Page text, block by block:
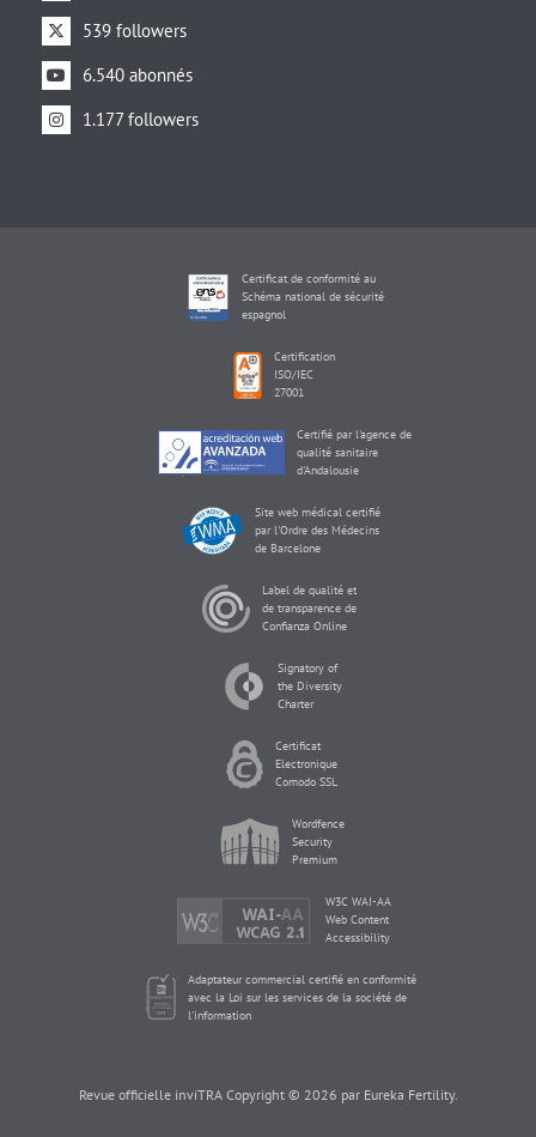
539 followers
6.540 abonnés
1.177 followers
Certificat de conformité au
Schéma national de sécurité
espagnol
Certification
ISO/IEC
27001
Certifié par l'agence de
qualité sanitaire
d'Andalousie
Site web médical certifié
par l'Ordre des Médecins
de Barcelone
Label de qualité et
de transparence de
Confianza Online
Signatory of
the Diversity
Charter
Certificat
Electronique
Comodo SSL
Wordfence
Security
Premium
W3C WAI-AA
Web Content
Accessibility
Adaptateur commercial certifié en conformité
avec la Loi sur les services de la société de
l'information
Revue officielle inviTRA Copyright © 2026 par Eureka Fertility.